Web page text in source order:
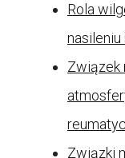
Rola
Związek
Związki